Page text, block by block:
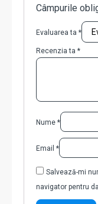
Câmpurile
Evaluarea ta *
Recenzia ta *
Nume *
Email *
Salvează-mi
navigator pentru